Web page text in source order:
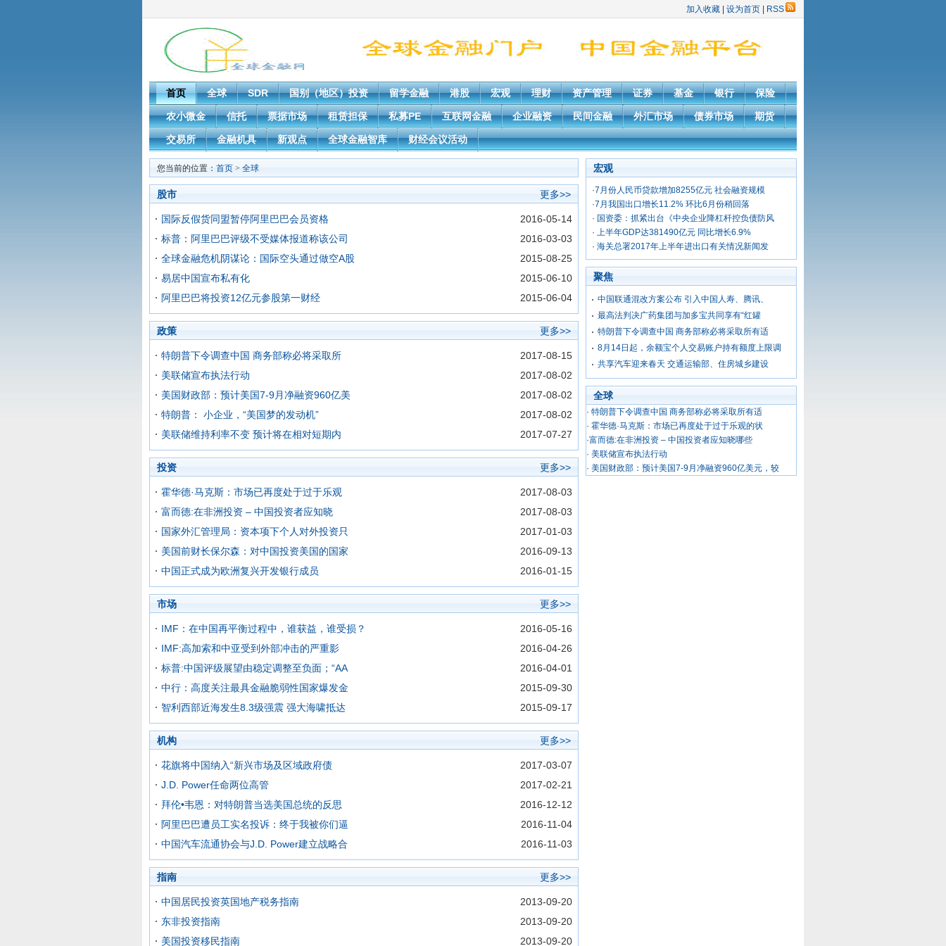
加入收藏 设为首页 RSS
首页 全球 SDR 国别（地区）投资 留学金融 港股 宏观 理财 资产管理 证券 基金 银行 保险
农小微金 信托 票据市场 租赁担保 私募PE 互联网金融 企业融资 民间金融 外汇市场 债券市场 期货
交易所 金融机具 新观点 全球金融智库 财经会议活动
您当前的位置： 首页 > 全球
股市 更多>>
国际反假货同盟暂停阿里巴巴会员资格
2016-05-14
标普：阿里巴巴评级不受媒体报道称该公司
2016-03-03
全球金融危机阴谋论：国际空头通过做空A股
2015-08-25
易居中国宣布私有化
2015-06-10
阿里巴巴将投资12亿元参股第一财经
2015-06-04
政策 更多>>
特朗普下令调查中国 商务部称必将采取所
2017-08-15
美联储宣布执法行动
2017-08-02
美国财政部：预计美国7-9月净融资960亿美
2017-08-02
特朗普： 小企业，“美国梦的发动机”
2017-08-02
美联储维持利率不变 预计将在相对短期内
2017-07-27
投资 更多>>
霍华德·马克斯：市场已再度处于过于乐观
2017-08-03
富而德:在非洲投资 – 中国投资者应知晓
2017-08-03
国家外汇管理局：资本项下个人对外投资只
2017-01-03
美国前财长保尔森：对中国投资美国的国家
2016-09-13
中国正式成为欧洲复兴开发银行成员
2016-01-15
市场 更多>>
IMF：在中国再平衡过程中，谁获益，谁受损？
2016-05-16
IMF:高加索和中亚受到外部冲击的严重影
2016-04-26
标普:中国评级展望由稳定调整至负面；“AA
2016-04-01
中行：高度关注最具金融脆弱性国家爆发金
2015-09-30
智利西部近海发生8.3级强震 强大海啸抵达
2015-09-17
机构 更多>>
花旗将中国纳入“新兴市场及区域政府债
2017-03-07
J.D. Power任命两位高管
2017-02-21
拜伦•韦恩：对特朗普当选美国总统的反思
2016-12-12
阿里巴巴遭员工实名投诉：终于我被你们逼
2016-11-04
中国汽车流通协会与J.D. Power建立战略合
2016-11-03
指南 更多>>
中国居民投资英国地产税务指南
2013-09-20
东非投资指南
2013-09-20
美国投资移民指南
2013-09-20
宏观
·7月份人民币贷款增加8255亿元 社会融资规模
·7月我国出口增长11.2% 环比6月份稍回落
· 国资委：抓紧出台《中央企业降杠杆控负债防风
· 上半年GDP达381490亿元 同比增长6.9%
· 海关总署2017年上半年进出口有关情况新闻发
聚焦
中国联通混改方案公布 引入中国人寿、腾讯、
最高法判决广药集团与加多宝共同享有“红罐
特朗普下令调查中国 商务部称必将采取所有适
8月14日起，余额宝个人交易账户持有额度上限调
共享汽车迎来春天 交通运输部、住房城乡建设
全球
· 特朗普下令调查中国 商务部称必将采取所有适
· 霍华德·马克斯：市场已再度处于过于乐观的状
·富而德:在非洲投资 – 中国投资者应知晓哪些
· 美联储宣布执法行动
· 美国财政部：预计美国7-9月净融资960亿美元，较